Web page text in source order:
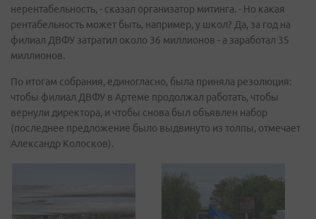
нерентабельность, - сказал организатор митинга. - Но какая
рентабельность может быть, например, у школ? Да, за год на
филиал ДВФУ затратил около 36 миллионов - а заработал 35
миллионов.
По итогам собрания, единогласно, была приняла резолюция:
чтобы филиал ДВФУ в Артеме продолжал работать, чтобы
вернули директора, и чтобы снова был объявлен набор
(последнее предложение было выдвинуто из толпы, отмечает
Александр Колосков).